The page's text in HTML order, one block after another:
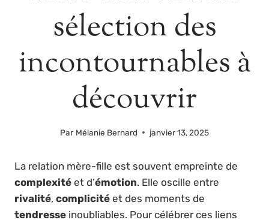
sélection des
incontournables à
découvrir
Par Mélanie Bernard janvier 13, 2025
La relation mère-fille est souvent empreinte de
complexité et d’émotion. Elle oscille entre
rivalité, complicité et des moments de
tendresse inoubliables. Pour célébrer ces liens